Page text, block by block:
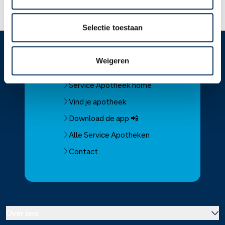
Selectie toestaan
Weigeren
ServiceApotheek
Service Apotheek home
Vind je apotheek
Download de app 📲
Alle Service Apotheken
Contact